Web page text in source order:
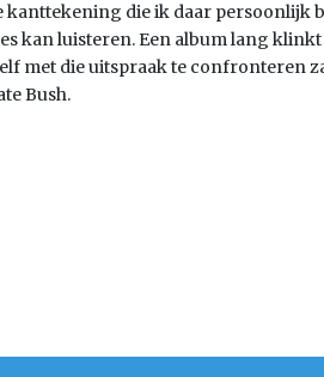
die ik daar persoonlijk
kan luisteren. Een album lang
met die uitspraak te confronteren
Bush.